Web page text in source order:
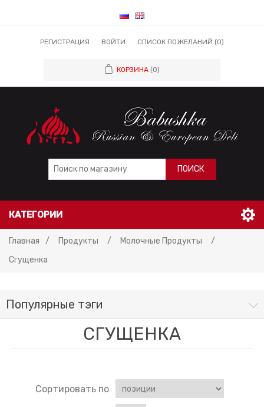
РЕГИСТРАЦИЯ ВОЙТИ СПИСОК ПОЖЕЛАНИЙ (0)
КОРЗИНА (0)
ПОИСК
КАТЕГОРИИ
Главная / Продукты / Молочные Продукты
/
Сгущенка
Популярные тэги
СГУЩЕНКА
Сортировать по